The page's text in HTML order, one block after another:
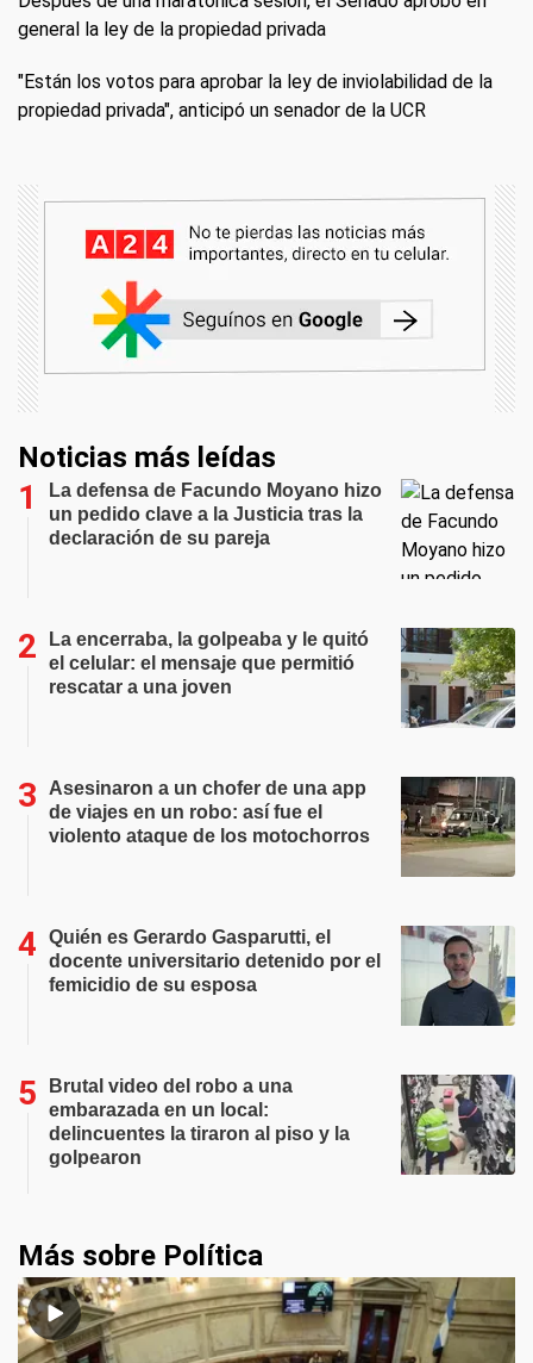
general la ley de la propiedad privada
"Están los votos para aprobar la ley de inviolabilidad de la
propiedad privada", anticipó un senador de la UCR
Noticias más leídas
La defensa de Facundo Moyano hizo
un pedido clave a la Justicia tras la
declaración de su pareja
La encerraba, la golpeaba y le quitó
el celular: el mensaje que permitió
rescatar a una joven
Asesinaron a un chofer de una app
de viajes en un robo: así fue el
violento ataque de los motochorros
Quién es Gerardo Gasparutti, el
docente universitario detenido por el
femicidio de su esposa
Brutal video del robo a una
embarazada en un local:
delincuentes la tiraron al piso y la
golpearon
Más sobre Política